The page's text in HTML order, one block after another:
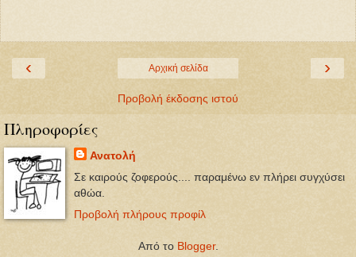
‹ ›
Αρχική σελίδα
Προβολή έκδοσης ιστού
Πληροφορίες
Ανατολή
Σε καιρούς ζοφερούς.... παραμένω εν πλήρει συγχύσει
αθώα.
Προβολή πλήρους προφίλ
Από το Blogger.